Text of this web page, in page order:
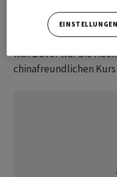
Führung die
weil die Präsidentin
war. Zuvor war die
chinafreundlichen
EINSTELLUNGEN